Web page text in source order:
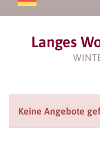
Langes
Keine Angebote